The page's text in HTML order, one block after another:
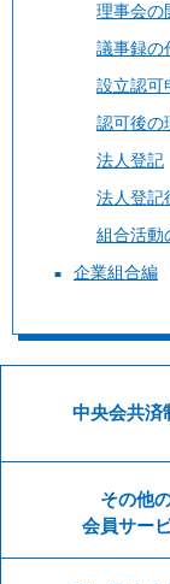
理事会の
議事録の
設立認可
認可後の
法人登記
法人登記
組合活動
企業組合編
中央会共済
その他
会員サー